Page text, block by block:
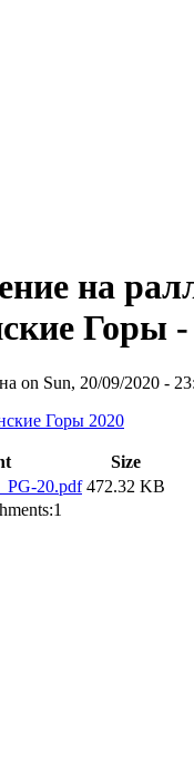
на
Горы -
on Sun, 20/09/2020 -
Горы 2020
Size
20.pdf 472.32 KB